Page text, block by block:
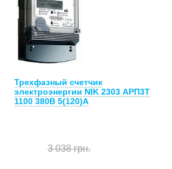
Трехфазный счетчик
электроэнергии NIK 2303 АРП3Т
1100 380В 5(120)А
3 038 грн.